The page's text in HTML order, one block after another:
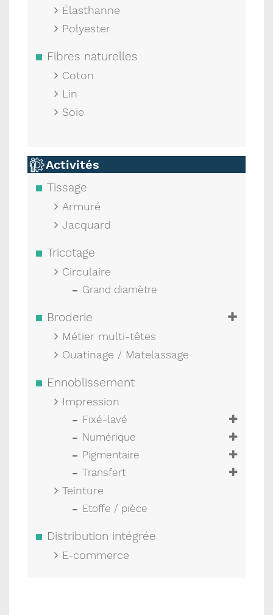
Élasthanne
Polyester
Fibres naturelles
Coton
Lin
Soie
Activités
Tissage
Armuré
Jacquard
Tricotage
Circulaire
Grand diamètre
Broderie
Métier multi-têtes
Ouatinage / Matelassage
Ennoblissement
Impression
Fixé-lavé
Numérique
Pigmentaire
Transfert
Teinture
Etoffe / pièce
Distribution intégrée
E-commerce